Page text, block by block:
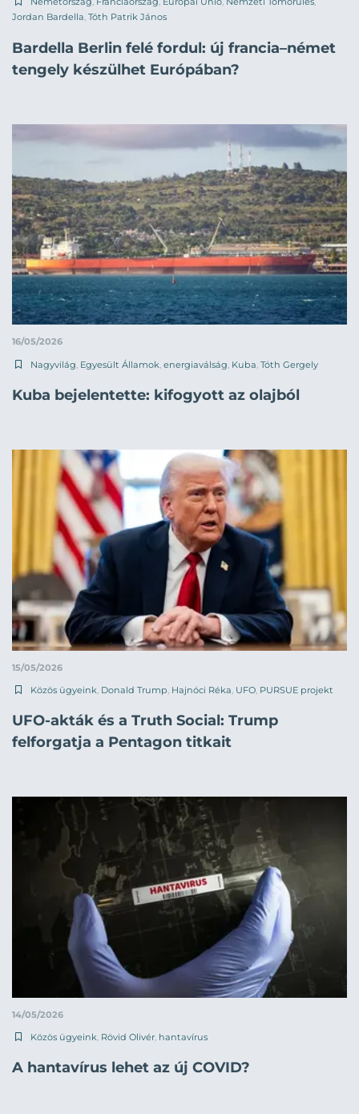
Jordan Bardella, Tóth Patrik János
Bardella Berlin felé fordul: új francia–német
tengely készülhet Európában?
16/05/2026
Nagyvilág Egyesült Államok energiaválság Kuba Tóth Gergely
Kuba bejelentette: kifogyott az olajból
15/05/2026
Közös ügyeink Donald Trump Hajnóci Réka UFO PURSUE projekt
UFO-akták és a Truth Social: Trump
felforgatja a Pentagon titkait
14/05/2026
Közös ügyeink, Rövid Olivér, hantavírus
A hantavírus lehet az új COVID?